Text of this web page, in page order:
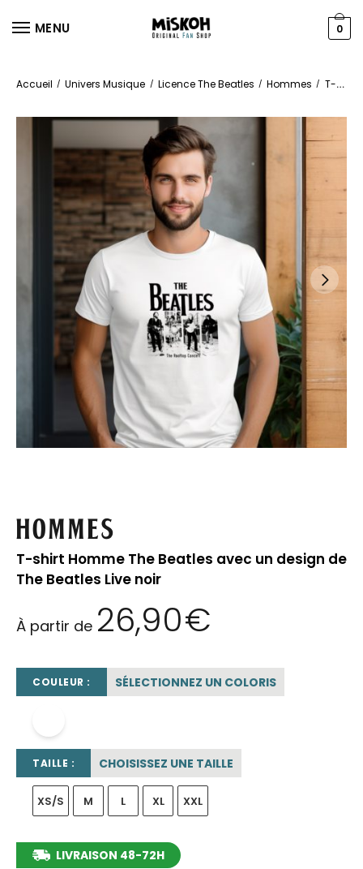
MENU 0
Accueil / Univers Musique / Licence The Beatles / Hommes / T-shirts
Hommes
T-shirt Homme The Beatles avec un design de
The Beatles Live noir
À partir de 26,90€
COULEUR : SÉLECTIONNEZ UN COLORIS
TAILLE : CHOISISSEZ UNE TAILLE
XS/S M L XL XXL
LIVRAISON 48-72H